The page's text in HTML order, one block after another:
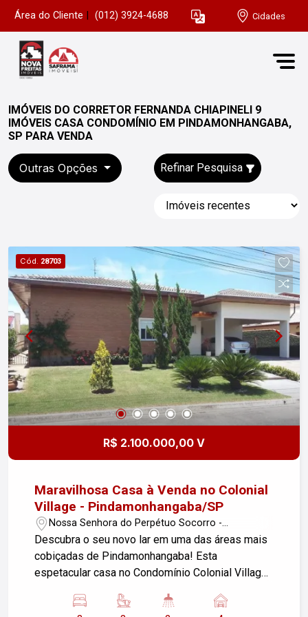
Área do Cliente (012) 3924-4688 Cidades
IMÓVEIS DO CORRETOR FERNANDA CHIAPINELI 9
IMÓVEIS CASA CONDOMÍNIO EM PINDAMONHANGABA,
SP PARA VENDA
Outras Opções Refinar Pesquisa
Cód. 28703
R$ 2.100.000,00 V
Maravilhosa Casa à Venda no Colonial
Village - Pindamonhangaba/SP
Nossa Senhora do Perpétuo Socorro -
Pindamonhangaba/SP
Descubra o seu novo lar em uma das áreas mais
cobiçadas de Pindamonhangaba! Esta
espetacular casa no Condomínio Colonial Village
para viver com conforto e qualidade.